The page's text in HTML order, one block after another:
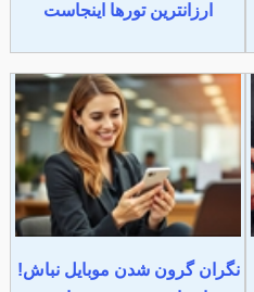
ارزانترین تورها اینجاست
نگران گرون شدن موبایل نباش!